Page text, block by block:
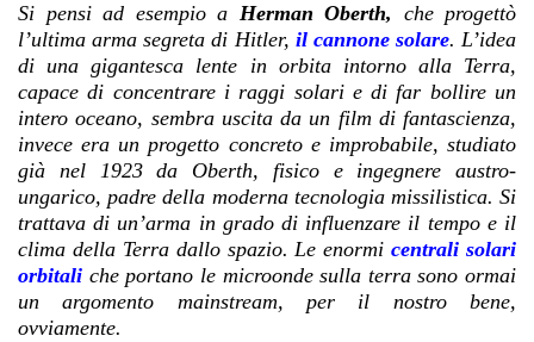
Si pensi ad esempio a Herman Oberth, che progettò
l’ultima arma segreta di Hitler, il cannone solare. L’idea
di una gigantesca lente in orbita intorno alla Terra,
capace di concentrare i raggi solari e di far bollire un
intero oceano, sembra uscita da un film di fantascienza,
invece era un progetto concreto e improbabile, studiato
già nel 1923 da Oberth, fisico e ingegnere austro-
ungarico, padre della moderna tecnologia missilistica. Si
trattava di un’arma in grado di influenzare il tempo e il
clima della Terra dallo spazio. Le enormicentrali solari
orbitali che portano le microonde sulla terra sono ormai
un argomento mainstream, per il nostro bene,
ovviamente.